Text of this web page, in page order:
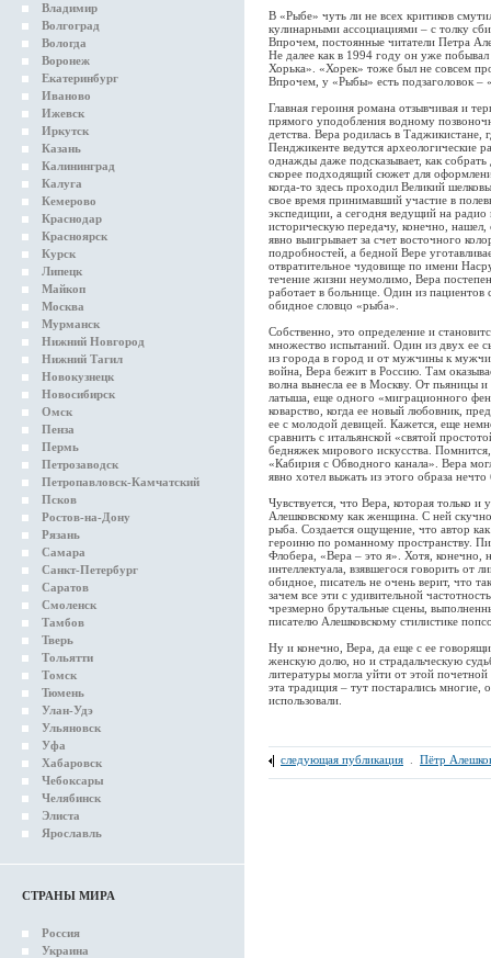
Владимир
Волгоград
Вологда
Воронеж
Екатеринбург
Иваново
Ижевск
Иркутск
Казань
Калининград
Калуга
Кемерово
Краснодар
Красноярск
Курск
Липецк
Майкоп
Москва
Мурманск
Нижний Новгород
Нижний Тагил
Новокузнецк
Новосибирск
Омск
Пенза
Пермь
Петрозаводск
Петропавловск-Камчатский
Псков
Ростов-на-Дону
Рязань
Самара
Санкт-Петербург
Саратов
Смоленск
Тамбов
Тверь
Тольятти
Томск
Тюмень
Улан-Удэ
Ульяновск
Уфа
Хабаровск
Чебоксары
Челябинск
Элиста
Ярославль
СТРАНЫ МИРА
Россия
Украина
В «Рыбе» чуть ли не всех критиков
кулинарными ассоциациями – с толку
Впрочем, постоянные читатели Петра
Не далее как в 1994 году он уже
Хорька». «Хорек» тоже был не совсем
Впрочем, у «Рыбы» есть подзаголовок
Главная героиня романа отзывчивая и
прямого уподобления водному
детства. Вера родилась в
Пенджикенте ведутся археологические
однажды даже подсказывает, как
скорее подходящий сюжет для
когда-то здесь проходил Великий
свое время принимавший участие в
экспедиции, а сегодня ведущий на
историческую передачу, конечно, нашел,
явно выигрывает за счет восточного
подробностей, а бедной Вере
отвратительное чудовище по имени
течение жизни неумолимо, Вера
работает в больнице. Один из
обидное словцо «рыба».
Собственно, это определение и
множество испытаний. Один из двух ее
из города в город и от мужчины к
война, Вера бежит в Россию. Там
волна вынесла ее в Москву. От пьяницы
латыша, еще одного «миграционного
коварство, когда ее новый любовник,
ее с молодой девицей. Кажется, еще
сравнить с итальянской «святой
бедняжек мирового искусства.
«Кабирия с Обводного канала». Вера
явно хотел выжать из этого образа нечто
Чувствуется, что Вера, которая только и
Алешковскому как женщина. С ней
рыба. Создается ощущение, что автор
героиню по романному пространству.
Флобера, «Вера – это я». Хотя, конечно,
интеллектуала, взявшегося говорить от
обидное, писатель не очень верит, что
зачем все эти с удивительной
чрезмерно брутальные сцены,
писателю Алешковскому стилистике
Ну и конечно, Вера, да еще с ее
женскую долю, но и страдальческую
литературы могла уйти от этой
эта традиция – тут постарались
использовали.
следующая публикация Пётр